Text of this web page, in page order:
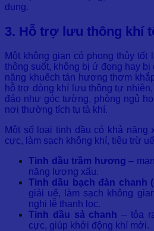
dụng.
3. Hỗ trợ lưu thông khí
Một không gian có phong thủy
thông suốt, không bị ứ đọng hay
năng khuếch tán hương thơm
hỗ trợ dòng khí lưu thông tự
đáo như góc tường, phòng ngủ
nơi thường tích tụ tà khí.
Một số loại tinh dầu có khả
cực, làm sạch không khí, tiêu trừ
Tinh dầu trầm hương –
năng lượng xấu.
Tinh dầu bạch đàn chanh
giải uế, làm sạch không
nghi lễ thanh lọc.
Tinh dầu sả chanh – tỏa
cực, giúp khởi động khí mới.